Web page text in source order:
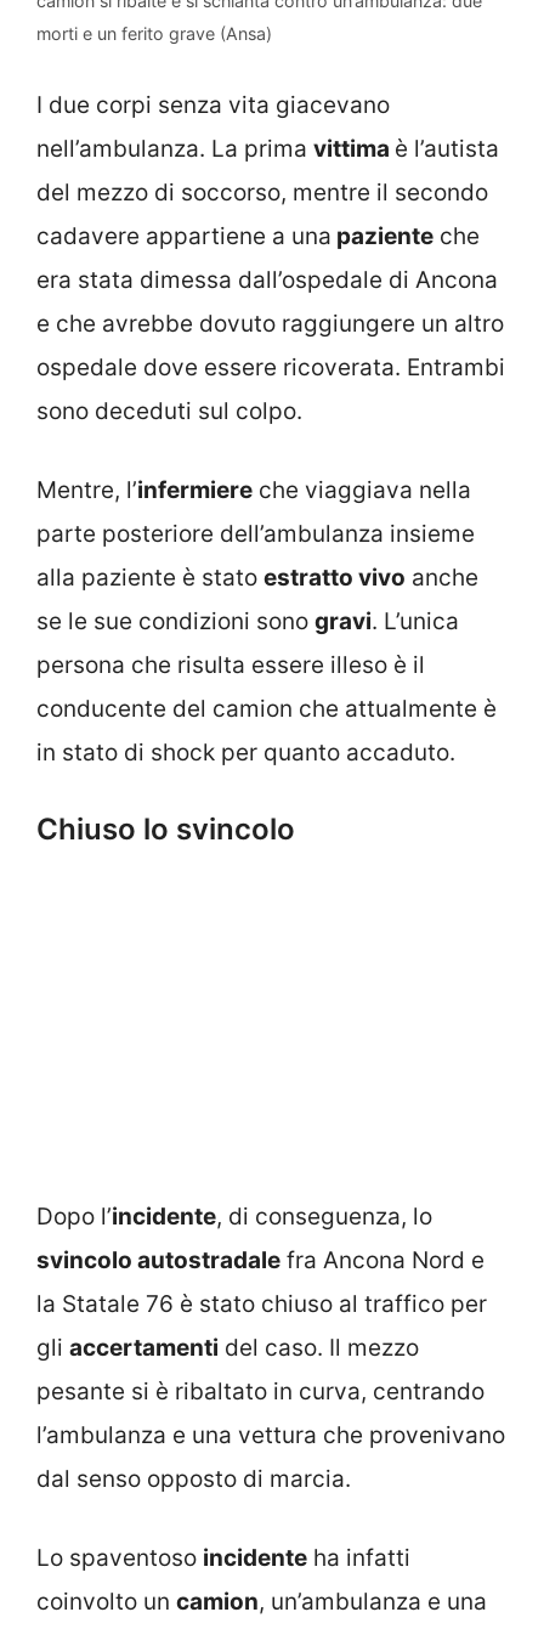
morti e un ferito grave (Ansa)
I due corpi senza vita giacevano
nell’ambulanza. La prima vittima è l’autista
del mezzo di soccorso, mentre il secondo
cadavere appartiene a una paziente che
era stata dimessa dall’ospedale di Ancona
e che avrebbe dovuto raggiungere un altro
ospedale dove essere ricoverata. Entrambi
sono deceduti sul colpo.
Mentre, l’infermiere che viaggiava nella
parte posteriore dell’ambulanza insieme
alla paziente è stato estratto vivo anche
se le sue condizioni sono gravi. L’unica
persona che risulta essere illeso è il
conducente del camion che attualmente è
in stato di shock per quanto accaduto.
Chiuso lo svincolo
Dopo l’incidente, di conseguenza, lo
svincolo autostradale fra Ancona Nord e
la Statale 76 è stato chiuso al traffico per
gli accertamenti del caso. Il mezzo
pesante si è ribaltato in curva, centrando
l’ambulanza e una vettura che provenivano
dal senso opposto di marcia.
Lo spaventoso incidente ha infatti
coinvolto un camion, un’ambulanza e una